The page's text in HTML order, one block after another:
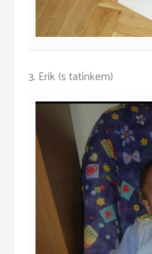
3. Erik (s tatínkem)